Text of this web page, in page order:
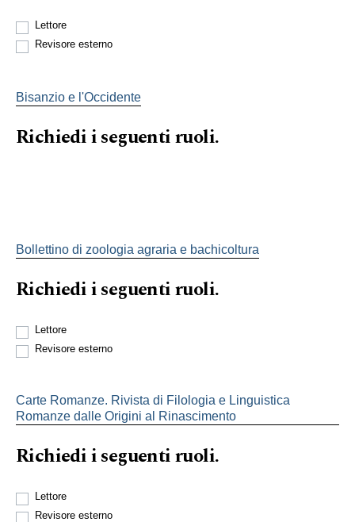
Lettore
Revisore esterno
Bisanzio e l'Occidente
Richiedi i seguenti ruoli.
Bollettino di zoologia agraria e bachicoltura
Richiedi i seguenti ruoli.
Lettore
Revisore esterno
Carte Romanze. Rivista di Filologia e Linguistica
Romanze dalle Origini al Rinascimento
Richiedi i seguenti ruoli.
Lettore
Revisore esterno